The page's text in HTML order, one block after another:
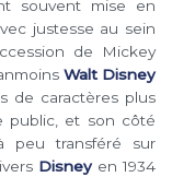
souvent mise en
justesse au sein
de Mickey
Walt Disney
de caractères plus
public, et son côté
peu transféré sur
Disneyen 1934